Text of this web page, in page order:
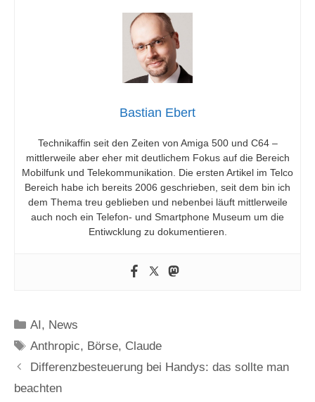
Bastian Ebert
Technikaffin seit den Zeiten von Amiga 500 und C64 –
mittlerweile aber eher mit deutlichem Fokus auf die Bereich
Mobilfunk und Telekommunikation. Die ersten Artikel im Telco
Bereich habe ich bereits 2006 geschrieben, seit dem bin ich
dem Thema treu geblieben und nebenbei läuft mittlerweile
auch noch ein Telefon- und Smartphone Museum um die
Entiwcklung zu dokumentieren.
Kategorien
AI , News
Schlagwörter
Anthropic, Börse, Claude
Differenzbesteuerung bei Handys: das sollte man
beachten